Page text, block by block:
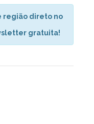
região direto no
gratuita!